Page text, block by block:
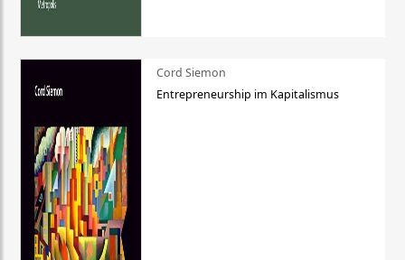
Cord Siemon
Entrepreneurship im Kapitalismus